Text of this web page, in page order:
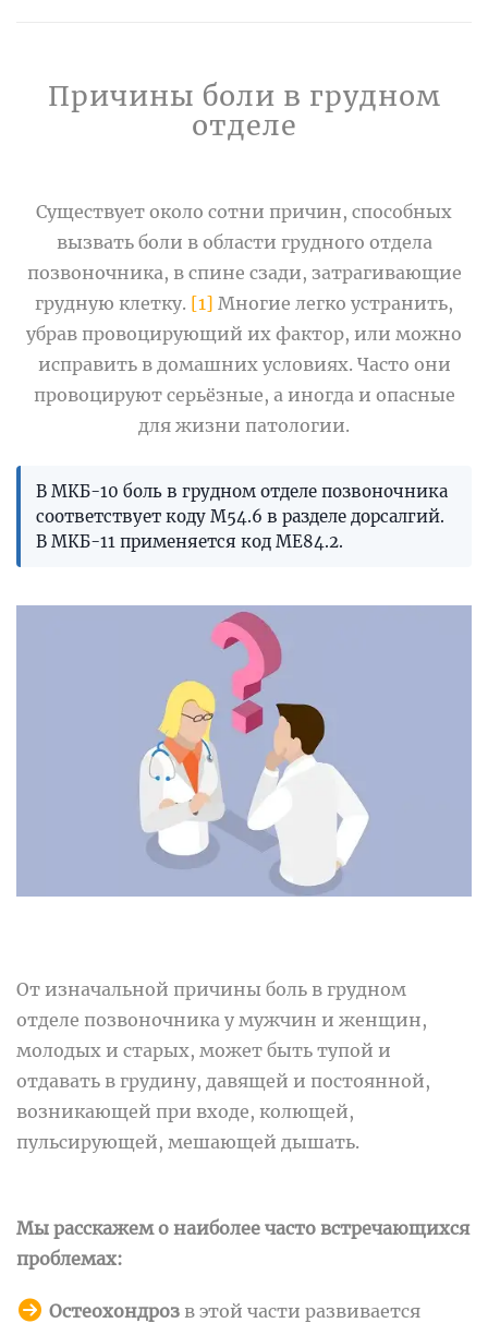
Причины боли в грудном
отделе
Существует около сотни причин, способных
вызвать боли в области грудного отдела
позвоночника, в спине сзади, затрагивающие
грудную клетку. [1] Многие легко устранить,
убрав провоцирующий их фактор, или можно
исправить в домашних условиях. Часто они
провоцируют серьёзные, а иногда и опасные
для жизни патологии.
В МКБ-10 боль в грудном отделе позвоночника
соответствует коду M54.6 в разделе дорсалгий.
В МКБ-11 применяется код ME84.2.
От изначальной причины боль в грудном
отделе позвоночника у мужчин и женщин,
молодых и старых, может быть тупой и
отдавать в грудину, давящей и постоянной,
возникающей при входе, колющей,
пульсирующей, мешающей дышать.
Мы расскажем о наиболее часто встречающихся
проблемах:
Остеохондроз в этой части развивается